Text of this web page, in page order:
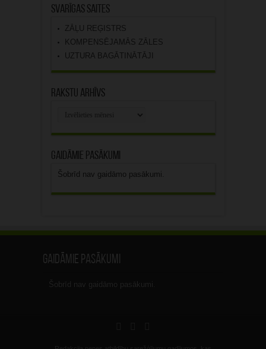
Svarīgas saites
ZĀĻU REĢISTRS
KOMPENSĒJAMĀS ZĀLES
UZTURA BAGĀTINĀTĀJI
Rakstu arhīvs
Gaidāmie pasākumi
Šobrīd nav gaidāmo pasākumi.
Gaidāmie pasākumi
Šobrīd nav gaidāmo pasākumi.